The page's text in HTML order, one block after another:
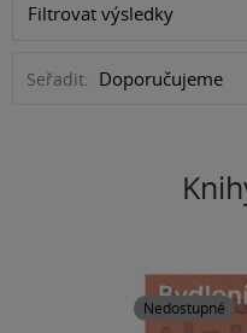
Filtrovat výsledky
Seřadit:
Nedostupné